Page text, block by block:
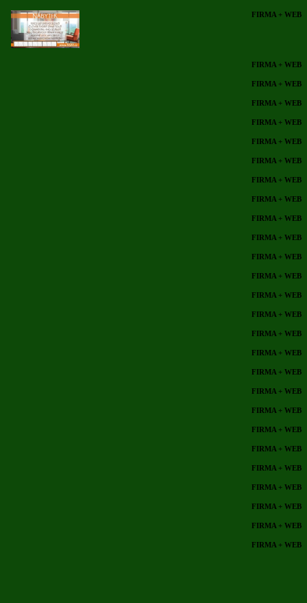
FIRMA + WEB
FIRMA + WEB
FIRMA + WEB
FIRMA + WEB
FIRMA + WEB
FIRMA + WEB
FIRMA + WEB
FIRMA + WEB
FIRMA + WEB
FIRMA + WEB
FIRMA + WEB
FIRMA + WEB
FIRMA + WEB
FIRMA + WEB
FIRMA + WEB
FIRMA + WEB
FIRMA + WEB
FIRMA + WEB
FIRMA + WEB
FIRMA + WEB
FIRMA + WEB
FIRMA + WEB
FIRMA + WEB
FIRMA + WEB
FIRMA + WEB
FIRMA + WEB
FIRMA + WEB